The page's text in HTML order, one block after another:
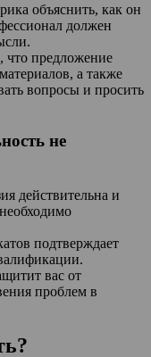
объяснить, как он
должен
предложение
а также
вопросы и просить
не
действительна и
подтверждает
вас от
проблем в